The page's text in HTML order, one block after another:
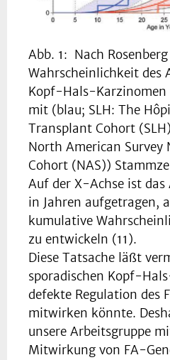
Abb. 1: Nach
Wahrscheinlichkeit des
Kopf-Hals-Karzinomen
mit (blau; SLH: The
Transplant Cohort
North American Survey
Cohort (NAS))
Auf der X-Achse ist
in Jahren aufgetragen,
kumulative
zu entwickeln (11).
Diese Tatsache läßt
sporadischen Kopf-
defekte Regulation des
mitwirken könnte.
unsere Arbeitsgruppe
Mitwirkung von FA-